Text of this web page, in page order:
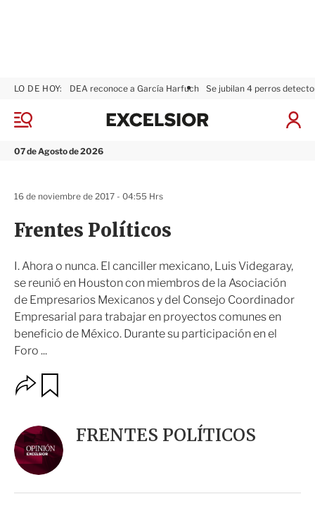
M
n
07 de Agosto de 2026
LO DE HOY: DEA reconoce a García Harfuch Se jubilan 4 perros
I
ó
x
Frentes Políticos
I. Ahora o nunca. El canciller mexicano, Luis Videgaray,
se reunió en Houston con miembros de la Asociación
de Empresarios Mexicanos y del Consejo Coordinador
Empresarial para trabajar en proyectos comunes en
beneficio de México. Durante su participación en el
Foro ...
16 de noviembre de 2017 - 04:55 Hrs
O
p
o
n
e
s
a
r
FRENTES POLÍTICOS